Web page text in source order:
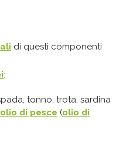
di questi componenti
:
tonno, trota, sardina
olio di pesce (olio di